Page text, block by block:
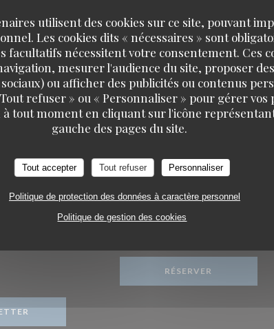
utilisent des cookies sur ce site, pouvant
Les cookies dits « nécessaires » sont
facultatifs nécessitent votre consentement. Ces
mesurer l'audience du site, proposer
ou afficher des publicités ou contenus
refuser » ou « Personnaliser » pour gérer vos
tout moment en cliquant sur l'icône
gauche des pages du site.
Tout accepter Tout refuser Personnaliser
Politique de protection des données à caractère personnel
Politique de gestion des cookies
animé par DJ'P
RÉSERVATION
RÉSERVER
Le Carré